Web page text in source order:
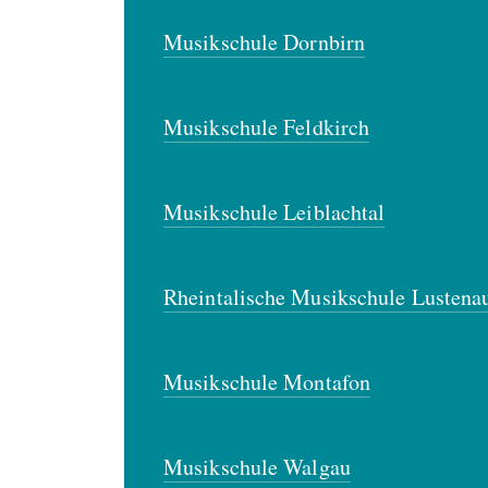
Musikschule Dornbirn
Musikschule Feldkirch
Musikschule Leiblachtal
Rheintalische Musikschule
Musikschule Montafon
Musikschule Walgau